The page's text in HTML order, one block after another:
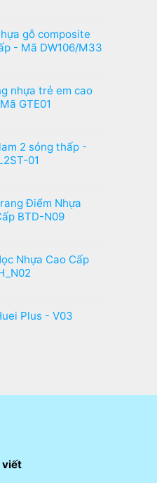
gỗ composite
- Mã DW106/M33
nhựa trẻ em cao
GTE01
2 sóng thấp -
01
Điểm Nhựa
BTD-N09
Nhựa Cao Cấp
Plus - V03
viết